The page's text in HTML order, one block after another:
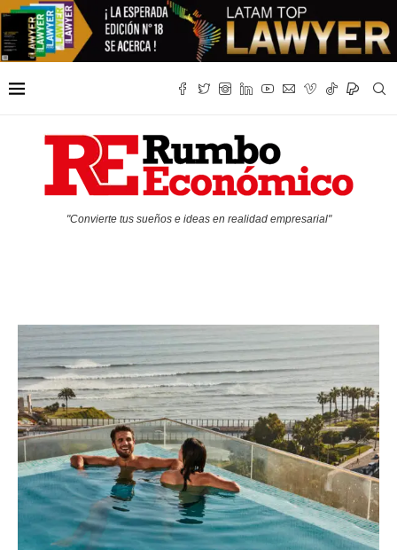
"Convierte tus sueños e ideas en realidad empresarial"